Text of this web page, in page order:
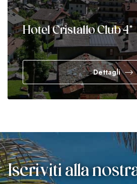
Hotel Cristallo Club 4*
Dettagli
Iscriviti alla